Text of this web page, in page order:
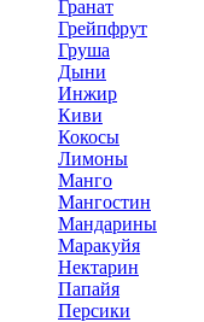
Гранат
Грейпфрут
Груша
Дыни
Инжир
Киви
Кокосы
Лимоны
Манго
Мангостин
Мандарины
Маракуйя
Нектарин
Папайя
Персики